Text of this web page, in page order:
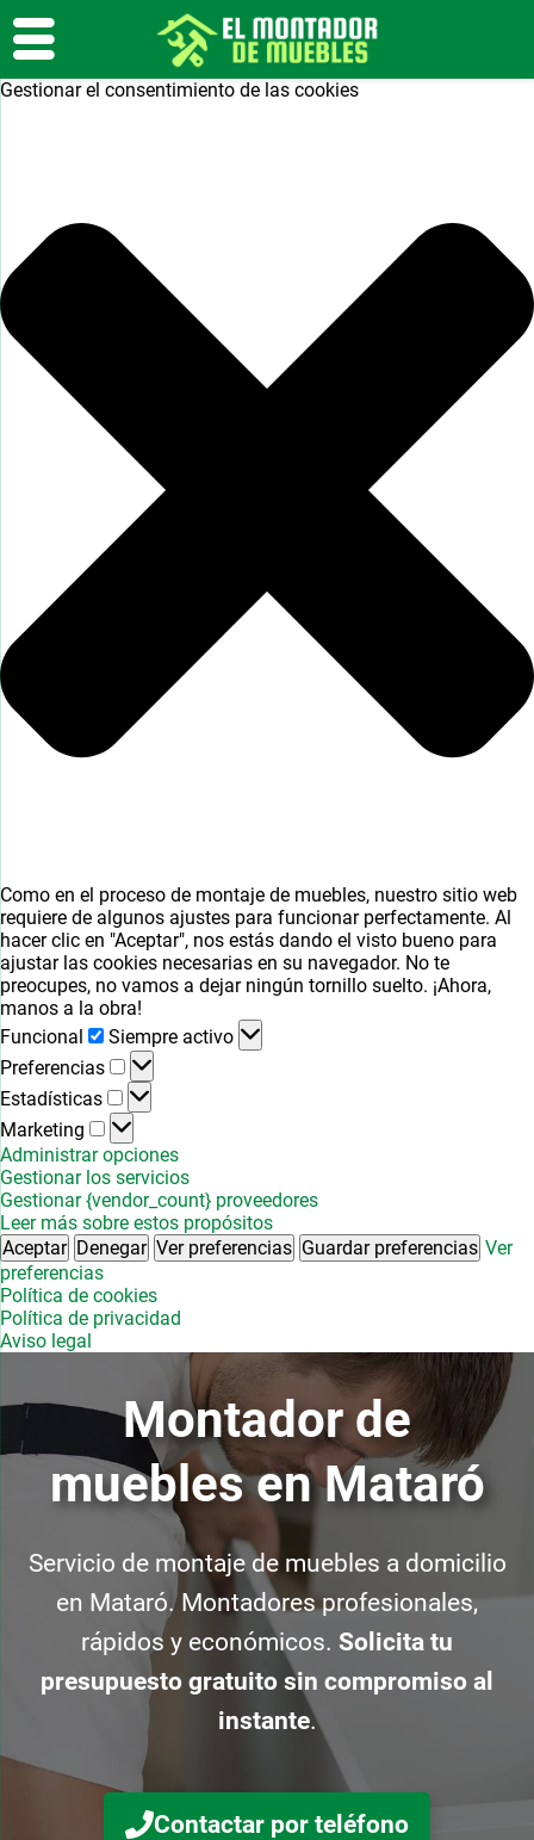
Gestionar el consentimiento de las cookies
Como en el proceso de montaje de muebles, nuestro sitio web
requiere de algunos ajustes para funcionar perfectamente. Al
hacer clic en "Aceptar", nos estás dando el visto bueno para
ajustar las cookies necesarias en su navegador. No te
preocupes, no vamos a dejar ningún tornillo suelto. ¡Ahora,
manos a la obra!
Funcional
Funcional
Siempre activo
Preferencias
Preferencias
Estadísticas
Estadísticas
Marketing
Marketing
Administrar opciones
Gestionar los servicios
Gestionar {vendor_count} proveedores
Leer más sobre estos propósitos
Aceptar Denegar Ver preferencias Guardar preferencias Ver
preferencias
Política de cookies
Política de privacidad
Aviso legal
Montador de
muebles en Mataró
Servicio de montaje de muebles a domicilio
en Mataró. Montadores profesionales,
rápidos y económicos. Solicita tu
presupuesto gratuito sin compromiso al
instante.
Contactar por teléfono